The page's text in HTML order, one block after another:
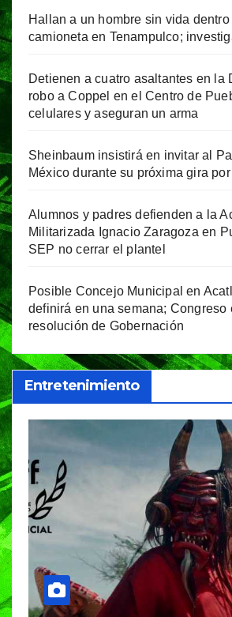
Hallan a un hombre sin vida dentro
camioneta en Tenampulco;
Detienen a cuatro asaltantes en la
robo a Coppel en el Centro de
celulares y aseguran un arma
Sheinbaum insistirá en invitar al
México durante su próxima gira
Alumnos y padres defienden a la
Militarizada Ignacio Zaragoza en
SEP no cerrar el plantel
Posible Concejo Municipal en
definirá en una semana; Congreso
resolución de Gobernación
Entretenimiento